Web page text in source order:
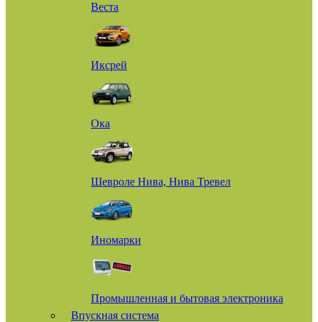
Веста
Иксрей
Ока
Шевроле Нива, Нива Тревел
Иномарки
Промышленная и бытовая электроника
Впускная система